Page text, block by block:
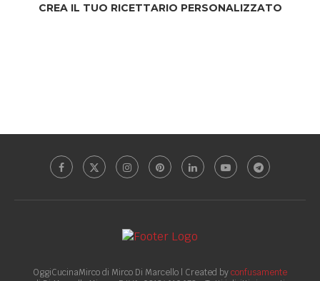
CREA IL TUO RICETTARIO PERSONALIZZATO
OggiCucinaMirco di Mirco Di Marcello | Created byconfusamente